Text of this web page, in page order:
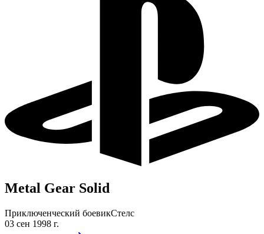
Metal Gear Solid
Приключенческий боевикСтелс
03 сен 1998 г.